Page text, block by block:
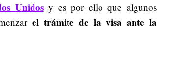
Unidosy es por ello que algunos
el trámite de la visa ante la